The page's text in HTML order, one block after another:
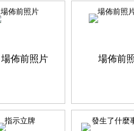
場佈前照片 場佈前照
指示立牌 發生了什麼